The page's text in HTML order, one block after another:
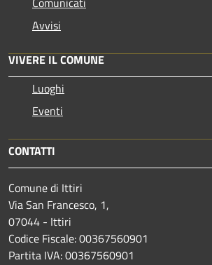
Avvisi
VIVERE IL COMUNE
Luoghi
Eventi
CONTATTI
Comune di Ittiri
Via San Francesco, 1,
07044 - Ittiri
Codice Fiscale: 00367560901
Partita IVA: 00367560901